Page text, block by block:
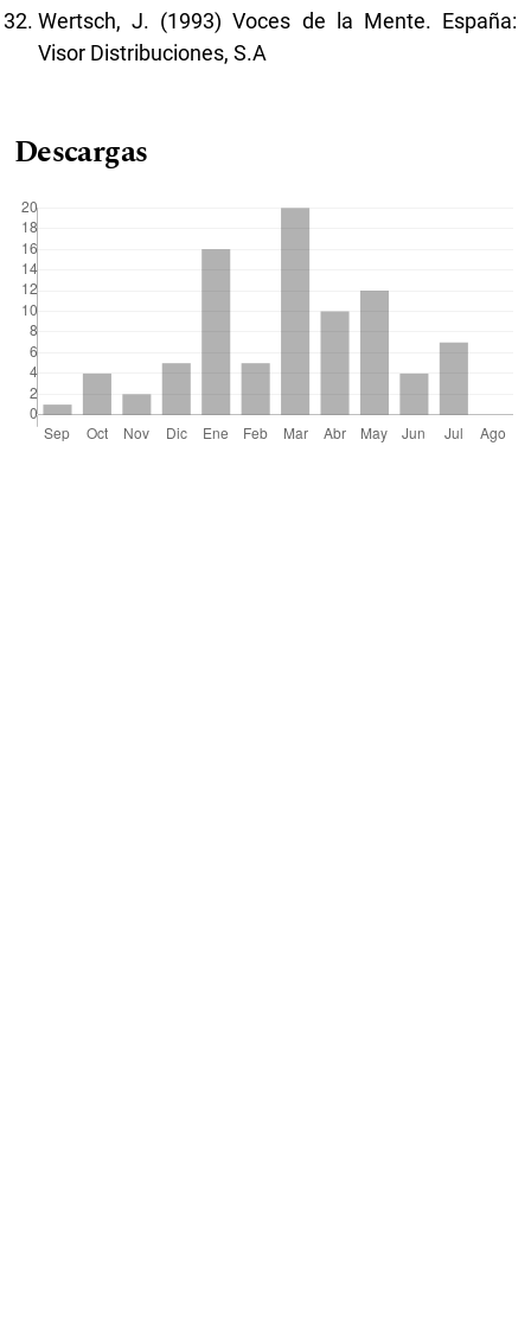
Wertsch, J. (1993) Voces de la Mente. España:
Visor Distribuciones, S.A
Descargas